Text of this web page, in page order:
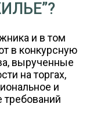
и в том
в конкурсную
вырученные
на торгах,
и
требований